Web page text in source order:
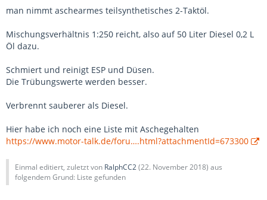
man nimmt aschearmes teilsynthetisches 2-Taktöl.
Mischungsverhältnis 1:250 reicht, also auf 50 Liter Diesel 0,2 L
Öl dazu.
Schmiert und reinigt ESP und Düsen.
Die Trübungswerte werden besser.
Verbrennt sauberer als Diesel.
Hier habe ich noch eine Liste mit Aschegehalten
https://www.motor-talk.de/foru….html?attachmentId=673300
Einmal editiert, zuletzt von RalphCC2(22. November 2018) aus
folgendem Grund: Liste gefunden